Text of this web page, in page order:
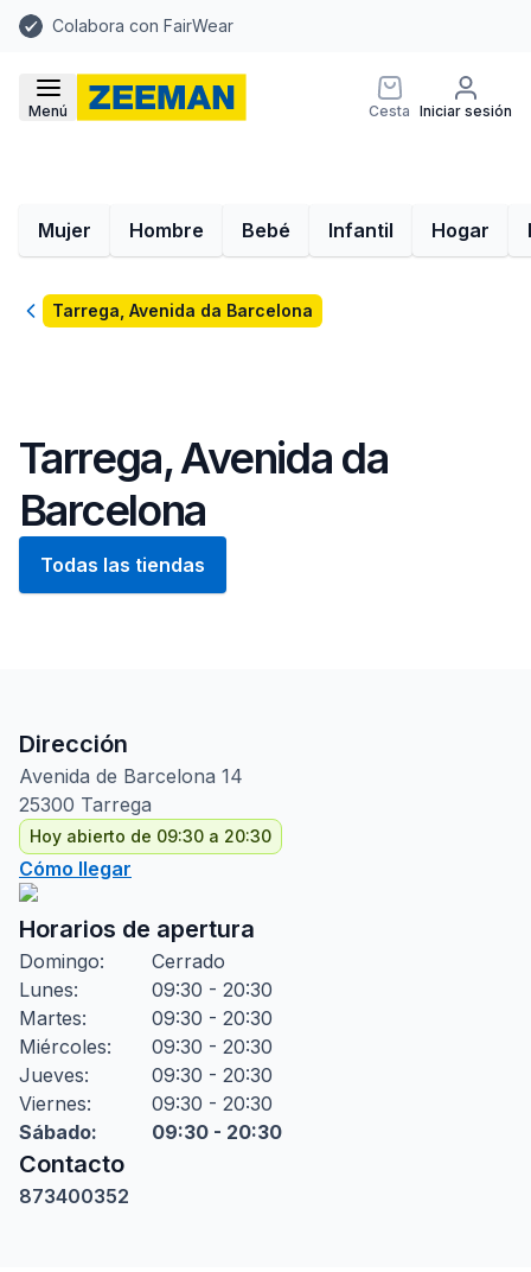
Colabora con FairWear
Menú Cesta Iniciar sesión
Mujer Hombre Bebé Infantil Hogar
VolverTarrega, Avenida da Barcelona
Tarrega, Avenida da
Barcelona
Todas las tiendas
Dirección
Avenida de Barcelona 14
25300 Tarrega
Hoy abierto de 09:30 a 20:30
Cómo llegar
Horarios de apertura
Domingo:
Cerrado
Lunes:
09:30 - 20:30
Martes:
09:30 - 20:30
Miércoles:
09:30 - 20:30
Jueves:
09:30 - 20:30
Viernes:
09:30 - 20:30
Sábado: 09:30 - 20:30
Contacto
873400352